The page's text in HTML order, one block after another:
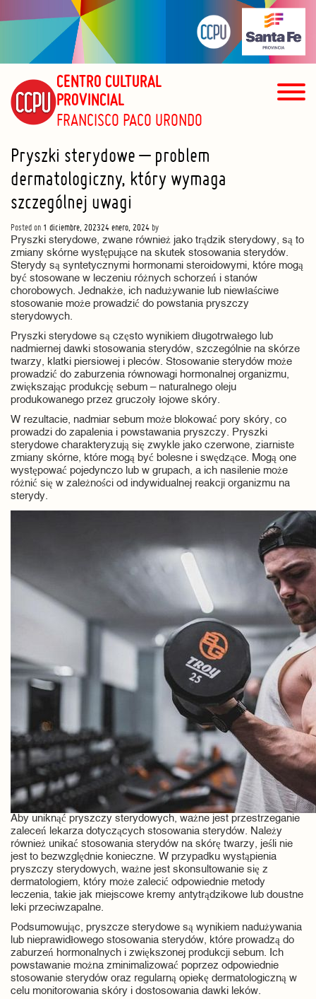
CENTRO CULTURAL
PROVINCIAL
FRANCISCO PACO URONDO
Pryszki sterydowe – problem
dermatologiczny, który wymaga
szczególnej uwagi
Posted on 1 diciembre, 202324 enero, 2024 by
Pryszki sterydowe, zwane również jako trądzik sterydowy, są to
zmiany skórne występujące na skutek stosowania sterydów.
Sterydy są syntetycznymi hormonami steroidowymi, które mogą
być stosowane w leczeniu różnych schorzeń i stanów
chorobowych. Jednakże, ich nadużywanie lub niewłaściwe
stosowanie może prowadzić do powstania pryszczy
sterydowych.
Pryszki sterydowe są często wynikiem długotrwałego lub
nadmiernej dawki stosowania sterydów, szczególnie na skórze
twarzy, klatki piersiowej i pleców. Stosowanie sterydów może
prowadzić do zaburzenia równowagi hormonalnej organizmu,
zwiększając produkcję sebum – naturalnego oleju
produkowanego przez gruczoły łojowe skóry.
W rezultacie, nadmiar sebum może blokować pory skóry, co
prowadzi do zapalenia i powstawania pryszczy. Pryszki
sterydowe charakteryzują się zwykle jako czerwone, ziarniste
zmiany skórne, które mogą być bolesne i swędzące. Mogą one
występować pojedynczo lub w grupach, a ich nasilenie może
różnić się w zależności od indywidualnej reakcji organizmu na
sterydy.
Aby uniknąć pryszczy sterydowych, ważne jest przestrzeganie
zaleceń lekarza dotyczących stosowania sterydów. Należy
również unikać stosowania sterydów na skórę twarzy, jeśli nie
jest to bezwzględnie konieczne. W przypadku wystąpienia
pryszczy sterydowych, ważne jest skonsultowanie się z
dermatologiem, który może zalecić odpowiednie metody
leczenia, takie jak miejscowe kremy antytrądzikowe lub doustne
leki przeciwzapalne.
Podsumowując, pryszcze sterydowe są wynikiem nadużywania
lub nieprawidłowego stosowania sterydów, które prowadzą do
zaburzeń hormonalnych i zwiększonej produkcji sebum. Ich
powstawanie można zminimalizować poprzez odpowiednie
stosowanie sterydów oraz regularną opiekę dermatologiczną w
celu monitorowania skóry i dostosowania dawki leków.